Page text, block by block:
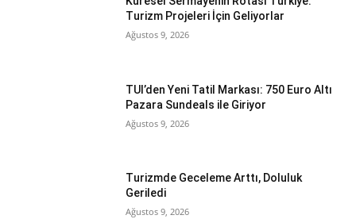
Turizm Projeleri İçin Geliyorlar
Ağustos 9, 2026
TUI’den Yeni Tatil Markası: 750 Euro Altı
Pazara Sundeals ile Giriyor
Ağustos 9, 2026
Turizmde Geceleme Arttı, Doluluk
Geriledi
Ağustos 9, 2026